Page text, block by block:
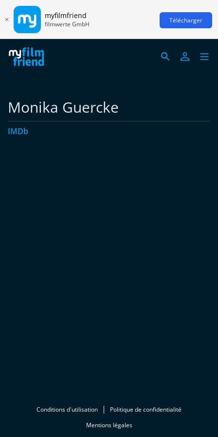
myfilmfriend
filmwerte GmbH Télécharger
Monika Guercke
IMDb
Conditions d'utilisation
Politique de confidentialité
Mentions légales